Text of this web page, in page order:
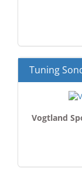
EIN.
Tuning
Vogtland